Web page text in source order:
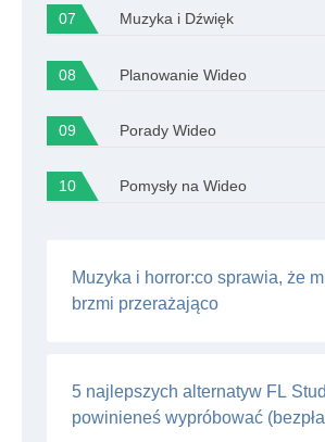
Muzyka i Dźwięk
Planowanie Wideo
Porady Wideo
Pomysły na Wideo
Muzyka i horror:co sprawia, że
brzmi przerażająco
5 najlepszych alternatyw FL
powinieneś wypróbować